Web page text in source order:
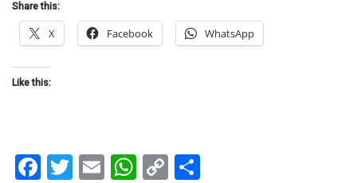
Share this:
X Facebook WhatsApp
Like this:
Facebook
Twitter
EmailWhatsApp
Copy